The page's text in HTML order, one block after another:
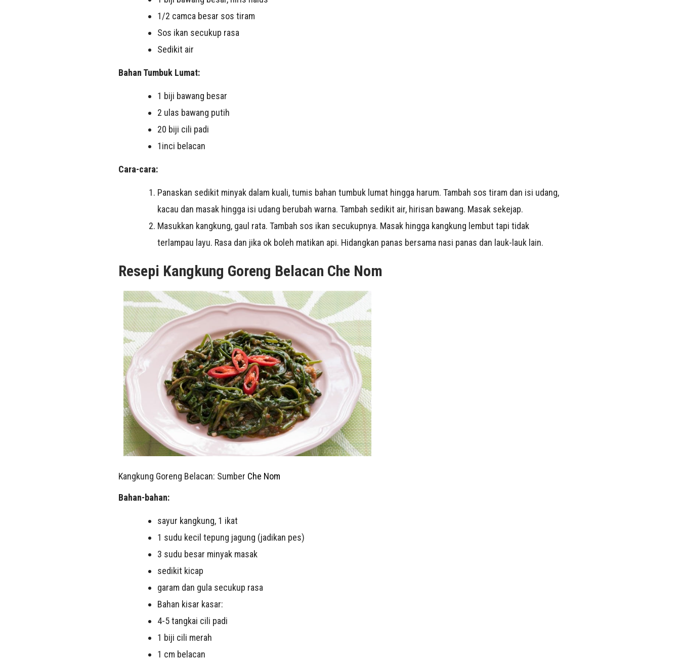
1/2 camca besar sos tiram
Sos ikan secukup rasa
Sedikit air
Bahan Tumbuk Lumat:
1 biji bawang besar
2 ulas bawang putih
20 biji cili padi
1inci belacan
Cara-cara:
Panaskan sedikit minyak dalam kuali, tumis bahan tumbuk lumat hingga harum. Tambah sos tiram dan isi udang,
kacau dan masak hingga isi udang berubah warna. Tambah sedikit air, hirisan bawang. Masak sekejap.
Masukkan kangkung, gaul rata. Tambah sos ikan secukupnya. Masak hingga kangkung lembut tapi tidak
terlampau layu. Rasa dan jika ok boleh matikan api. Hidangkan panas bersama nasi panas dan lauk-lauk lain.
Resepi Kangkung Goreng Belacan Che Nom
Kangkung Goreng Belacan: Sumber Che Nom
Bahan-bahan:
sayur kangkung, 1 ikat
1 sudu kecil tepung jagung (jadikan pes)
3 sudu besar minyak masak
sedikit kicap
garam dan gula secukup rasa
Bahan kisar kasar:
4-5 tangkai cili padi
1 biji cili merah
1 cm belacan